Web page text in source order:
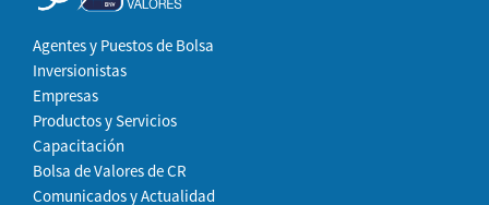
Agentes y Puestos de Bolsa
Inversionistas
Empresas
Productos y Servicios
Capacitación
Bolsa de Valores de CR
Comunicados y Actualidad